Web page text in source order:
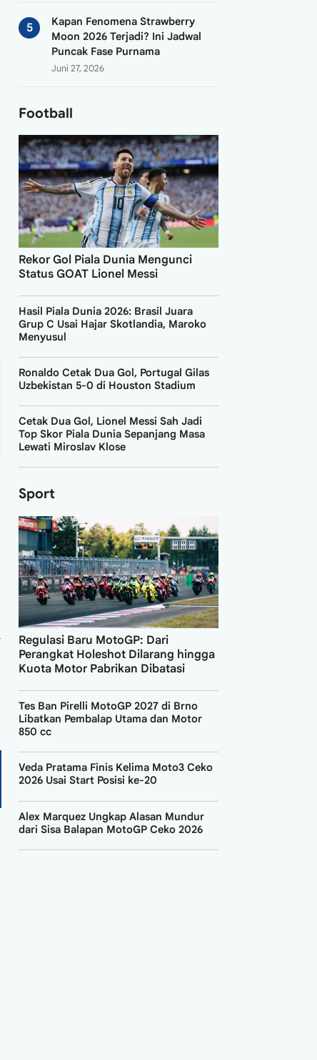
Kapan Fenomena Strawberry
Moon 2026 Terjadi? Ini Jadwal
Puncak Fase Purnama
Juni 27, 2026
Football
Rekor Gol Piala Dunia Mengunci
Status GOAT Lionel Messi
Hasil Piala Dunia 2026: Brasil Juara
Grup C Usai Hajar Skotlandia, Maroko
Menyusul
Ronaldo Cetak Dua Gol, Portugal Gilas
Uzbekistan 5-0 di Houston Stadium
Cetak Dua Gol, Lionel Messi Sah Jadi
Top Skor Piala Dunia Sepanjang Masa
Lewati Miroslav Klose
Sport
Regulasi Baru MotoGP: Dari
Perangkat Holeshot Dilarang hingga
Kuota Motor Pabrikan Dibatasi
Tes Ban Pirelli MotoGP 2027 di Brno
Libatkan Pembalap Utama dan Motor
850 cc
Veda Pratama Finis Kelima Moto3 Ceko
2026 Usai Start Posisi ke-20
Alex Marquez Ungkap Alasan Mundur
dari Sisa Balapan MotoGP Ceko 2026